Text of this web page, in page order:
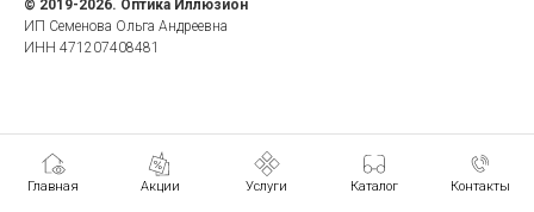
Главная Акции Услуги Каталог Контакты
© 2019-2026. Оптика Иллюзион
ИП Семенова Ольга Андреевна
ИНН 471207408481